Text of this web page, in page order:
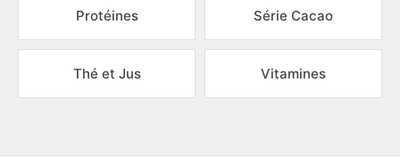
Protéines Série Cacao
Thé et Jus Vitamines